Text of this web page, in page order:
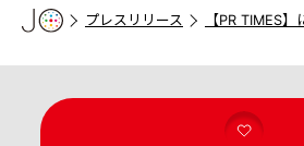
プレスリリース 【PR TIMES